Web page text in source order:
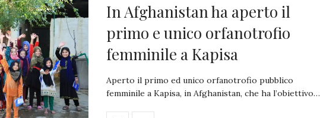
In Afghanistan ha aperto il
primo e unico orfanotrofio
femminile a Kapisa
Aperto il primo ed unico orfanotrofio pubblico
femminile a Kapisa, in Afghanistan, che ha l’obiettivo…